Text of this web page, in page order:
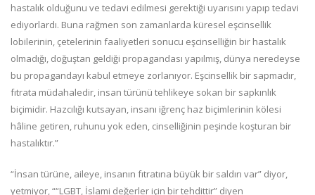
hastalık olduğunu ve tedavi edilmesi gerektiği uyarısını yapıp tedavi
ediyorlardı. Buna rağmen son zamanlarda küresel eşcinsellik
lobilerinin, çetelerinin faaliyetleri sonucu eşcinselliğin bir hastalık
olmadığı, doğuştan geldiği propagandası yapılmış, dünya neredeyse
bu propagandayı kabul etmeye zorlanıyor. Eşcinsellik bir sapmadır,
fıtrata müdahaledir, insan türünü tehlikeye sokan bir sapkınlık
biçimidir. Hazcılığı kutsayan, insanı iğrenç haz biçimlerinin kölesi
hâline getiren, ruhunu yok eden, cinselliğinin peşinde koşturan bir
hastalıktır.”
“İnsan türüne, aileye, insanın fıtratına büyük bir saldırı var” diyor,
yetmiyor, ““LGBT, İslami değerler için bir tehdittir” diyen